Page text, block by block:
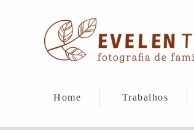
Home Trabalhos